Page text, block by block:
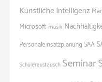
Künstliche Intelligenz
Microsoft musik
Personaleinsatzplanung SAA
Schüleraustausch Seminar